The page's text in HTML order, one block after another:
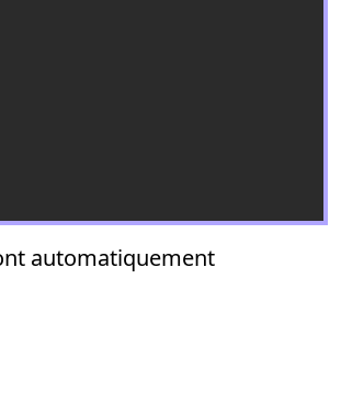
automatiquement